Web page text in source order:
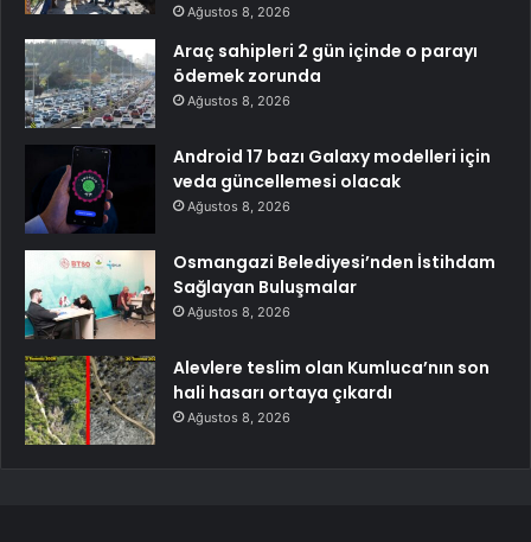
Ağustos 8, 2026
Araç sahipleri 2 gün içinde o parayı
ödemek zorunda
Ağustos 8, 2026
Android 17 bazı Galaxy modelleri için
veda güncellemesi olacak
Ağustos 8, 2026
Osmangazi Belediyesi’nden İstihdam
Sağlayan Buluşmalar
Ağustos 8, 2026
Alevlere teslim olan Kumluca’nın son
hali hasarı ortaya çıkardı
Ağustos 8, 2026